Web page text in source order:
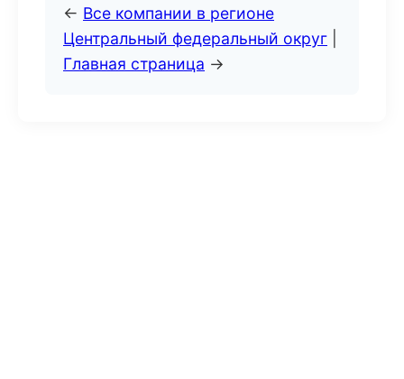
← Все компании в регионе
Центральный федеральный округ
Главная страница →